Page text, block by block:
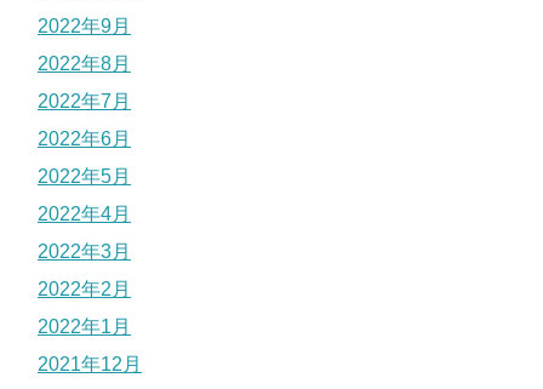
2022年9月
2022年8月
2022年7月
2022年6月
2022年5月
2022年4月
2022年3月
2022年2月
2022年1月
2021年12月